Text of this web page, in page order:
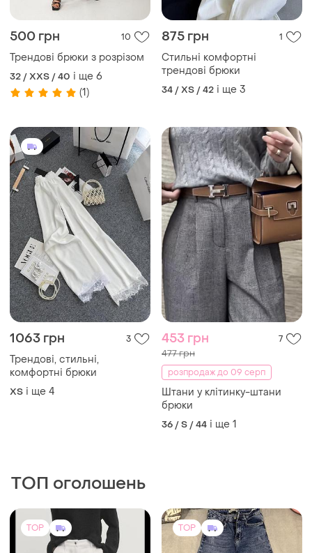
500 грн 10
Трендові брюки з розрізом
32 / XXS / 40 і ще 6
(1)
875 грн 1
Стильні комфортні
трендові брюки
34 / XS / 42 і ще 3
1063 грн 3
Трендові, стильні,
комфортні брюки
ХS і ще 4
453 грн 7
477 грн
розпродаж до 09 серп
Штани у клітинку-штани
брюки
36 / S / 44 і ще 1
ТОП оголошень
TOP TOP